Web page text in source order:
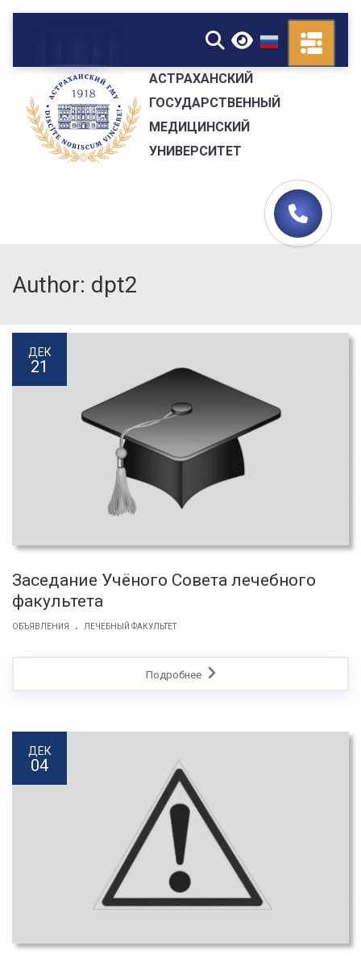
▼
АСТРАХАНСКИЙ
ГОСУДАРСТВЕННЫЙ
МЕДИЦИНСКИЙ
УНИВЕРСИТЕТ
Author: dpt2
ДЕК
21
Заседание Учёного Совета лечебного
факультета
ОБЪЯВЛЕНИЯ . ЛЕЧЕБНЫЙ ФАКУЛЬТЕТ
Подробнее
ДЕК
04